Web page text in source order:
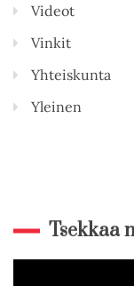
Videot
Vinkit
Yhteiskunta
Yleinen
Tsekkaa